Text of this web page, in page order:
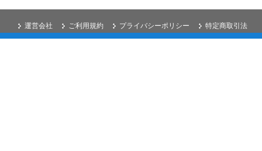
特定商取引法
プライバシーポリシー
ご利用規約
運営会社